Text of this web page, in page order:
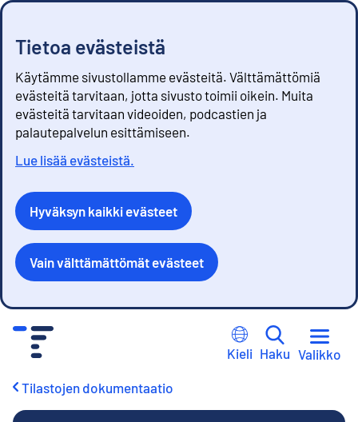
Tietoa evästeistä
Käytämme sivustollamme evästeitä. Välttämättömiä
evästeitä tarvitaan, jotta sivusto toimii oikein. Muita
evästeitä tarvitaan videoiden, podcastien ja
palautepalvelun esittämiseen.
Lue lisää evästeistä.
Hyväksyn kaikki evästeet
Vain välttämättömät evästeet
Kieli Haku Valikko
Tilastojen dokumentaatio